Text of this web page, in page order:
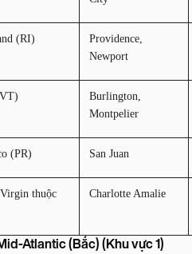
(RI)
Providence,
Newport
Burlington,
Montpelier
(PR) San Juan
thuộc
Charlotte Amalie
Atlantic (Bắc) (Khu vực 1)